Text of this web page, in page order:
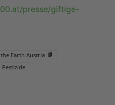
presse/giftige-
Earth Austria
Pestizide